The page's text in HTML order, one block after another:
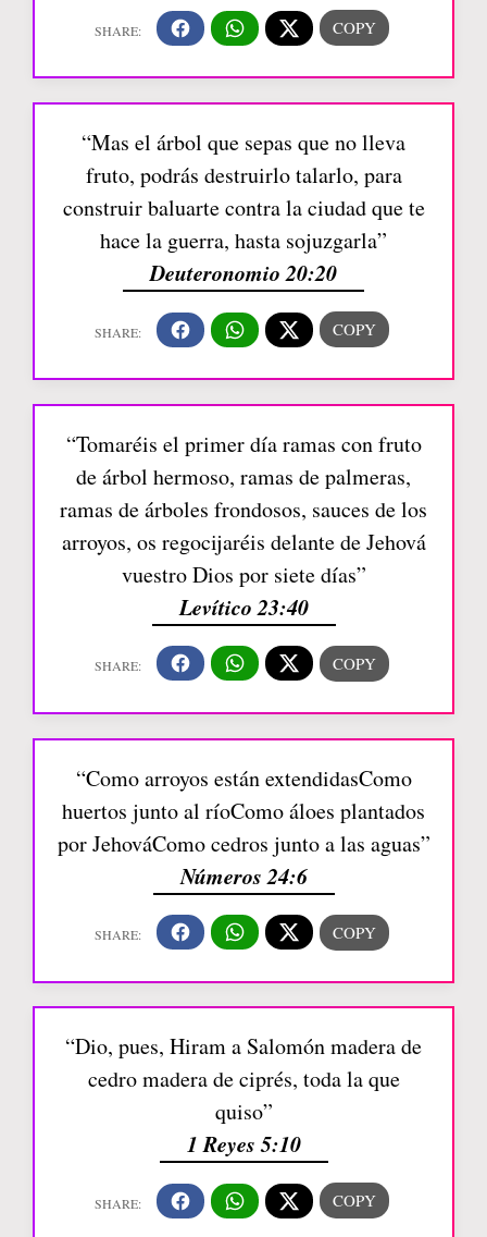
“Mas el árbol que sepas que no lleva
fruto, podrás destruirlo talarlo, para
construir baluarte contra la ciudad que te
hace la guerra, hasta sojuzgarla”
Deuteronomio 20:20
“Tomaréis el primer día ramas con fruto
de árbol hermoso, ramas de palmeras,
ramas de árboles frondosos, sauces de los
arroyos, os regocijaréis delante de Jehová
vuestro Dios por siete días”
Levítico 23:40
“Como arroyos están extendidasComo
huertos junto al ríoComo áloes plantados
por JehováComo cedros junto a las aguas”
Números 24:6
“Dio, pues, Hiram a Salomón madera de
cedro madera de ciprés, toda la que
quiso”
1 Reyes 5:10